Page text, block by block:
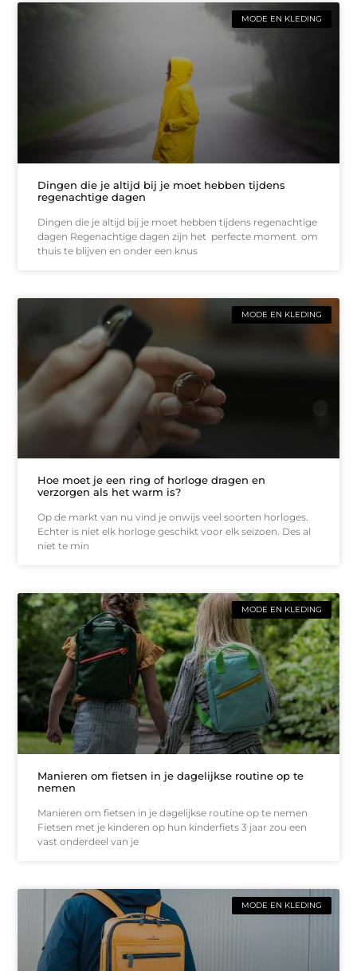
MODE EN KLEDING
Dingen die je altijd bij je moet hebben tijdens
regenachtige dagen
Dingen die je altijd bij je moet hebben tijdens regenachtige
dagen Regenachtige dagen zijn het perfecte moment om
thuis te blijven en onder een knus
MODE EN KLEDING
Hoe moet je een ring of horloge dragen en
verzorgen als het warm is?
Op de markt van nu vind je onwijs veel soorten horloges.
Echter is niet elk horloge geschikt voor elk seizoen. Des al
niet te min
MODE EN KLEDING
Manieren om fietsen in je dagelijkse routine op te
nemen
Manieren om fietsen in je dagelijkse routine op te nemen
Fietsen met je kinderen op hun kinderfiets 3 jaar zou een
vast onderdeel van je
MODE EN KLEDING